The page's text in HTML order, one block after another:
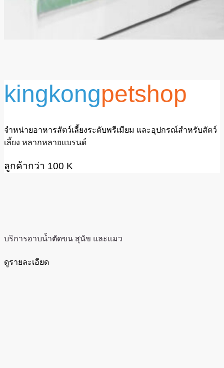
kingkongpetshop
จำหน่ายอาหารสัตว์เลี้ยงระดับพรีเมียม และอุปกรณ์สำหรับสัตว์
เลี้ยง หลากหลายแบรนด์
ลูกค้ากว่า 100 K
บริการอาบน้ำตัดขน สุนัข และแมว
ดูรายละเอียด